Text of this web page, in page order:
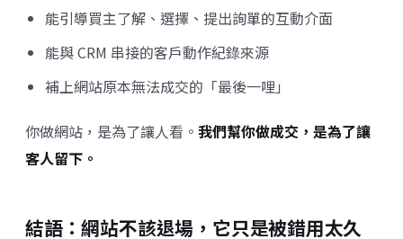
能引導買主了解、選擇、提出詢單的互動介面
能與 CRM 串接的客戶動作紀錄來源
補上網站原本無法成交的「最後一哩」
你做網站，是為了讓人看。 我們幫你做成交，是為了讓
客人留下。
結語：網站不該退場，它只是被錯用太久